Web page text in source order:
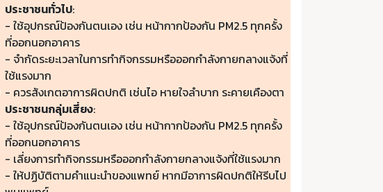
ประชาชนทั่วไป:
- ใช้อุปกรณ์ป้องกันตนเอง เช่น หน้ากากป้องกัน PM2.5 ทุกครั้ง
ที่ออกนอกอาคาร
- จำกัดระยะเวลาในการทำกิจกรรมหรือออกกำลังกายกลางแจ้งที่
ใช้แรงมาก
- ควรสังเกตอาการผิดปกติ เช่นไอ หายใจลำบาก ระคายเคืองตา
ประชาชนกลุ่มเสี่ยง:
- ใช้อุปกรณ์ป้องกันตนเอง เช่น หน้ากากป้องกัน PM2.5 ทุกครั้ง
ที่ออกนอกอาคาร
- เลี่ยงการทำกิจกรรมหรือออกกำลังกายกลางแจ้งที่ใช้แรงมาก
- ให้ปฏิบัติตามคำแนะนำของแพทย์ หากมีอาการผิดปกติให้รีบไป